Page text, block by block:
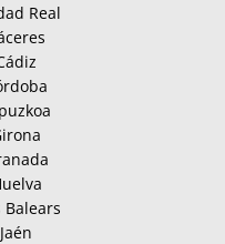
Real
Balears